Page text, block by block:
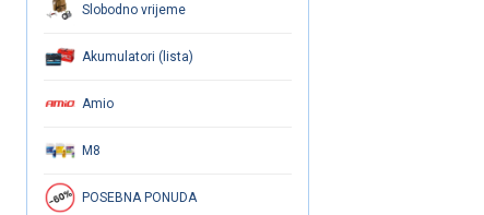
Slobodno vrijeme
Akumulatori (lista)
Amio
M8
POSEBNA PONUDA